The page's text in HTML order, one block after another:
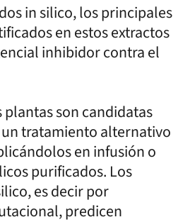
in silico, los principales
en estos extractos
inhibidor contra el
plantas son candidatas
tratamiento alternativo
en infusión o
purificados. Los
es decir por
predicen